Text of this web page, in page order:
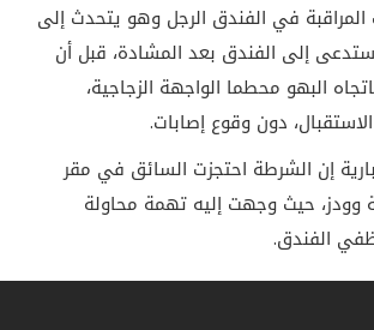
في الفندق الرجل وهو يتحدث إلى
إلى الفندق بعد المشادة، قبل أن
البهو محطما الواجهة الزجاجية،
دون وقوع إصابات.
إن الشرطة احتجزت السائق في مقر
وودز، حيث وجهت إليه تهمة محاولة
الفندق.